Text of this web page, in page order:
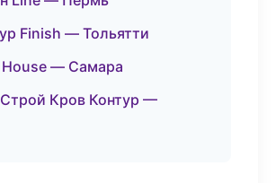
Finish — Тольятти
— Самара
Кров Контур —